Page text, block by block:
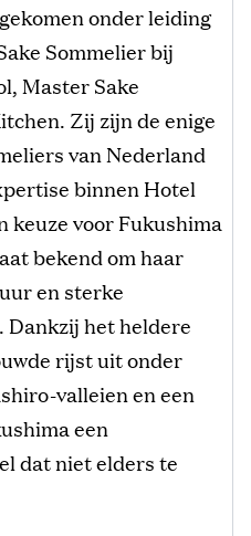
onder leiding
Sommelier bij
Master Sake
Zij zijn de enige
van Nederland
binnen Hotel
voor Fukushima
bekend om haar
en sterke
het heldere
rijst uit onder
valleien en een
een
dat niet elders te